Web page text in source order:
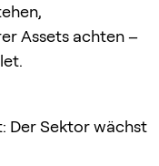
Assets achten –
Der Sektor wächst